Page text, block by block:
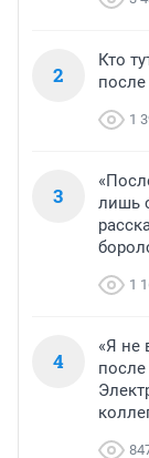
2
Кто
после
1
3
лишь
1
4
«Я не